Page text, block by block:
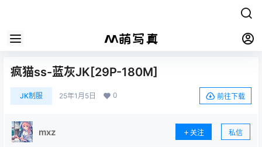
疯猫ss-蓝灰JK[29P-180M]
JK制服 25年1月5日 0 前往下载
mxz 关注 私信